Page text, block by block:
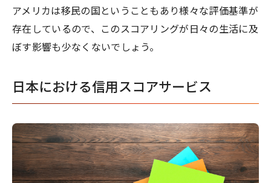
アメリカは移民の国ということもあり様々な評価基準が
存在しているので、このスコアリングが日々の生活に及
ぼす影響も少なくないでしょう。
日本における信用スコアサービス